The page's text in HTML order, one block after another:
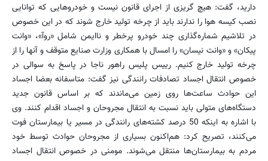
دارید، گفت: هیچ گریزی از اجرای قانون نیست و خودروهایی كه توانایی
نصب كیسه هوا را ندارند باید از چرخه تولید خارج شوند كه در این خصوص
در تلاشیم شماره‌گذاری چند خودرو پرخطر و نا‌ایمن شامل «روآ»، «‌وانت
پیكان» و «وانت نیسان» را امسال با همكاری وزارت صنایع متوقف و آنها را از
چرخه تولید خارج كنیم. رییس پلیس راهور ناجا در پاسخ به سوالی در
خصوص انتقال اجساد تصادفات رانندگی نیز گفت: متاسفانه بعضا اجساد
این حوادث ساعت‌ها روی زمین می‌ماندند كه بر اساس قانون جدید
دستگاه‌های متولی باید نسبت به انتقال مجروحان و اجساد اقدام كنند. وی
با اشاره به اینكه 50 درصد كشته‌های رانندگی در مسیر یا بیمارستان فوت
می‌كنند، تصریح كرد: هم‌اكنون بسیاری از مجروحان حوادث توسط خود
مردم به بیمارستان‌ها منتقل می‌شوند. مومنی در خصوص انتقال اجساد